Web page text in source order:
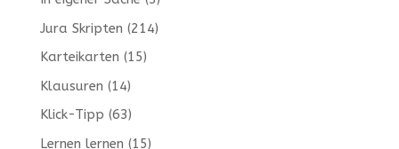
Jura Skripten (214)
Karteikarten (15)
Klausuren (14)
Klick-Tipp (63)
Lernen lernen (15)